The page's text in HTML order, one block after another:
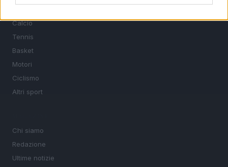
Calcio
Tennis
Basket
Motori
Ciclismo
Altri sport
Chi siamo
Redazione
Ultime notizie